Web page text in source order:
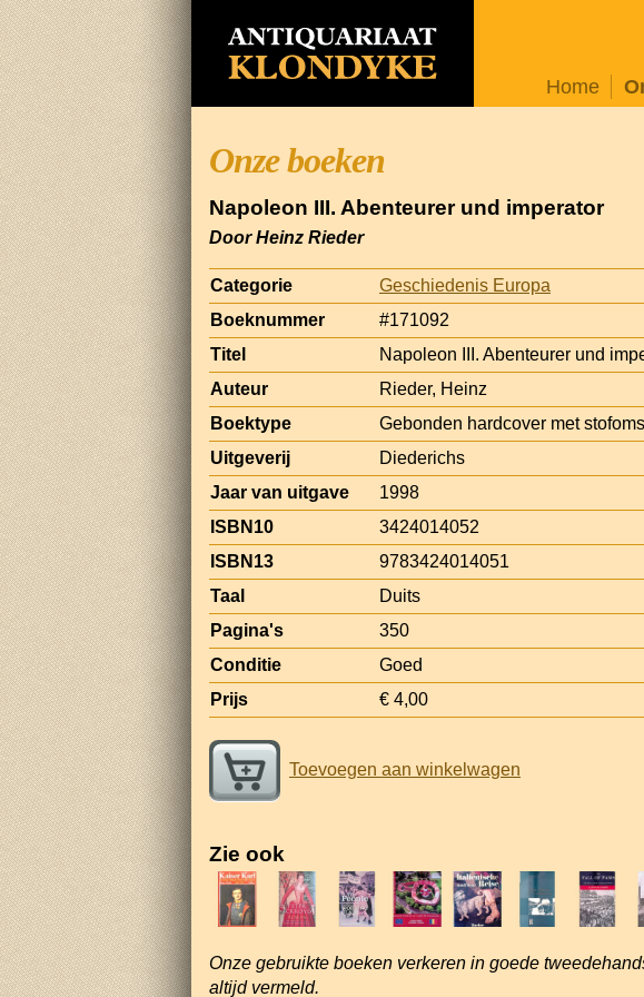
Home
Onze boeken
Napoleon III. Abenteurer und imperator
Door Heinz Rieder
Categorie
Geschiedenis Europa
Boeknummer
#171092
Titel
Napoleon III. Abenteurer und
Auteur
Rieder, Heinz
Boektype
Gebonden hardcover met
Uitgeverij
Diederichs
Jaar van uitgave
1998
ISBN10
3424014052
ISBN13
9783424014051
Taal
Duits
Pagina's
350
Conditie
Goed
Prijs
€ 4,00
Toevoegen aan winkelwagen
Zie ook
Onze gebruikte boeken verkeren in goede
altijd vermeld.